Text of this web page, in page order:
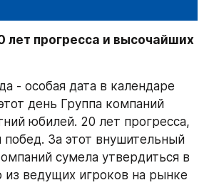
лет прогресса и высочайших
- особая дата в календаре
день Группа компаний
юбилей. 20 лет прогресса,
побед. За этот внушительный
сумела утвердиться в
из ведущих игроков на рынке